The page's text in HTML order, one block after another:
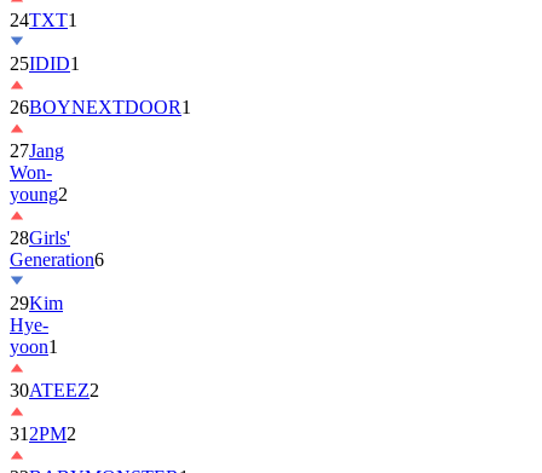
24TXT1
25IDID1
26BOYNEXTDOOR1
27Jang
Won-
young2
28Girls'
Generation6
29Kim
Hye-
yoon1
30ATEEZ2
31 2PM2